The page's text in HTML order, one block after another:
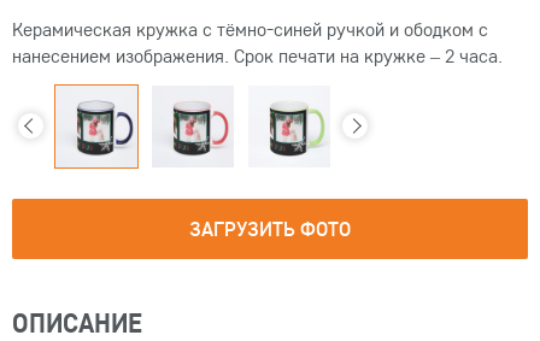
Керамическая кружка с тёмно-синей ручкой и ободком с
нанесением изображения. Срок печати на кружке – 2 часа.
ЗАГРУЗИТЬ ФОТО
ОПИСАНИЕ